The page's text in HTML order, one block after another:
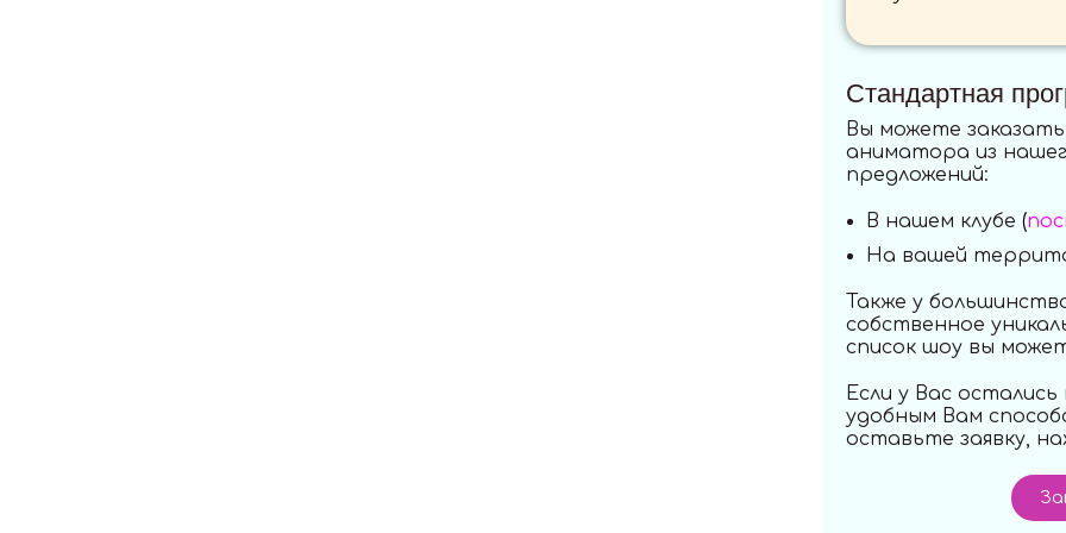
Стандартная
Вы можете
аниматора из
предложений:
В нашем клубе (
На вашей
Также у
собственное
список шоу вы
Если у Вас
удобным Вам
оставьте заявку,